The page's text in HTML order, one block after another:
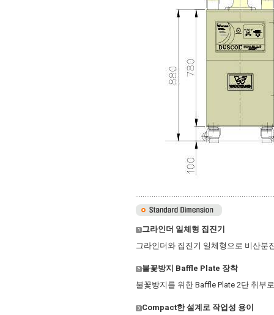
그라인더 일체형 집진기
그라인더와 집진기 일체형으로 비산분
불꽃방지 Baffle Plate 장착
불꽃방지를 위한 Baffle Plate 2단 취부
Compact한 설계로 작업성 용이